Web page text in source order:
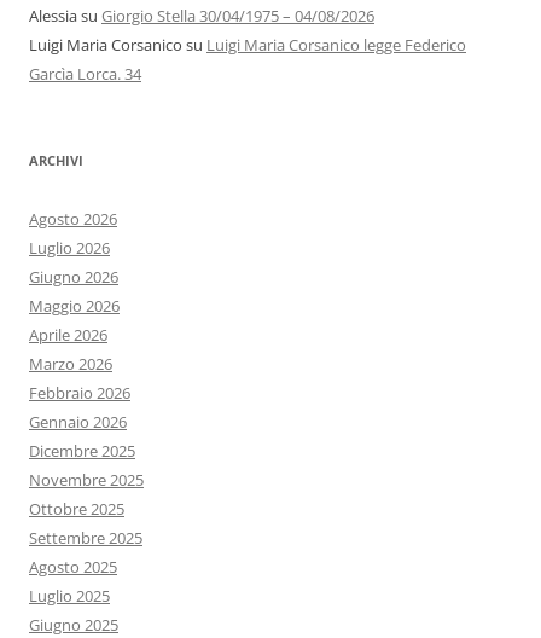
Alessiasu Giorgio Stella 30/04/1975 – 04/08/2026
Luigi Maria Corsanico su Luigi Maria Corsanico legge Federico
Garcìa Lorca. 34
ARCHIVI
Agosto 2026
Luglio 2026
Giugno 2026
Maggio 2026
Aprile 2026
Marzo 2026
Febbraio 2026
Gennaio 2026
Dicembre 2025
Novembre 2025
Ottobre 2025
Settembre 2025
Agosto 2025
Luglio 2025
Giugno 2025